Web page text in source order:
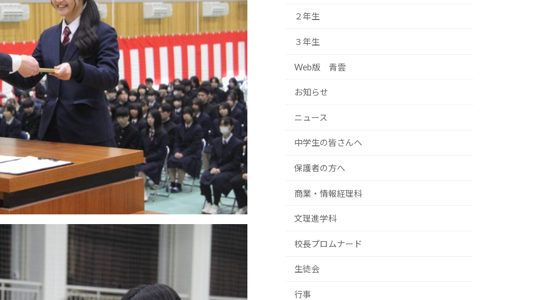
２年生
３年生
Web版 青雲
お知らせ
ニュース
中学生の皆さんへ
保護者の方へ
商業・情報経理科
文理進学科
校長プロムナード
生徒会
行事